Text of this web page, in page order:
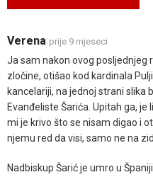
Verena prije 9 mjeseci
Ja sam nakon ovog posljednjeg
zločine, otišao kod kardinala
kancelariji, na jednoj strani slika
Evanđeliste Šarića. Upitah ga, je
mi je krivo što se nisam digao i
njemu red da visi, samo ne na
Nadbiskup Šarić je umro u